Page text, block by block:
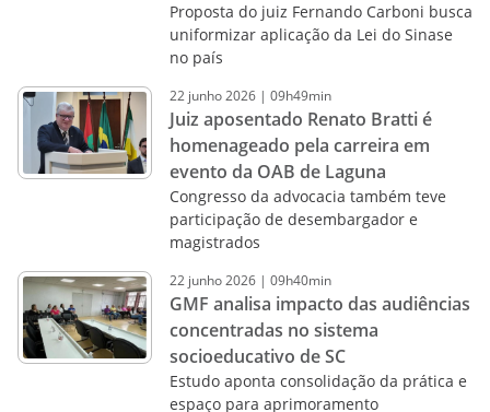
Proposta do juiz Fernando Carboni busca
uniformizar aplicação da Lei do Sinase
no país
22 junho2026 | 09h49min
Juiz aposentado Renato Bratti é
homenageado pela carreira em
evento da OAB de Laguna
Congresso da advocacia também teve
participação de desembargador e
magistrados
22 junho2026 | 09h40min
GMF analisa impacto das audiências
concentradas no sistema
socioeducativo de SC
Estudo aponta consolidação da prática e
espaço para aprimoramento